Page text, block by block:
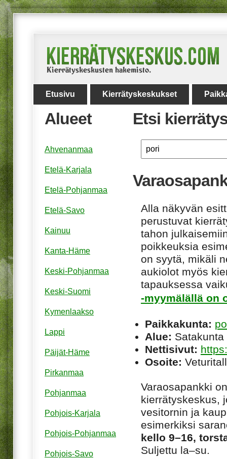
Etusivu Kierrätyskeskukset
Etsi
Alla näkyvän
perustuvat
tahon
poikkeuksia
on syytä, mikäli
aukiolot myös
tapauksessa
-myymälällä on
Paikkakunta:
Alue: Satakunta
Nettisivut:
Osoite:
Varaosapankki
kierrätyskeskus,
vesitornin ja
esimerkiksi
kello 9–16,
Suljettu la–su.
Alueet
Ahvenanmaa
Etelä-Karjala
Etelä-Pohjanmaa
Etelä-Savo
Kainuu
Kanta-Häme
Keski-Pohjanmaa
Keski-Suomi
Kymenlaakso
Lappi
Päijät-Häme
Pirkanmaa
Pohjanmaa
Pohjois-Karjala
Pohjois-Pohjanmaa
Pohjois-Savo